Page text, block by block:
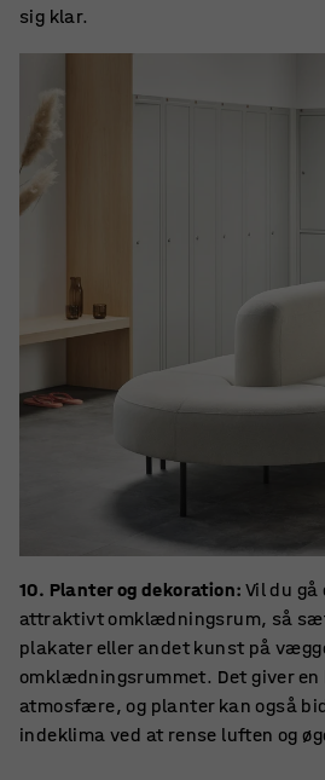
sig klar.
10. Planter og dekoration: Vil du
attraktivt omklædningsrum, så
plakater eller andet kunst på
omklædningsrummet. Det giver
atmosfære, og planter kan også
indeklima ved at rense luften og